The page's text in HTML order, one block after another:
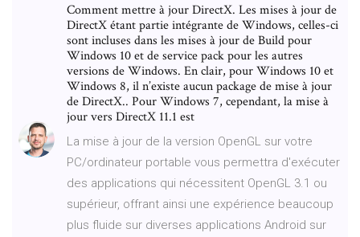
Comment mettre à jour DirectX. Les mises à jour de
DirectX étant partie intégrante de Windows, celles-ci
sont incluses dans les mises à jour de Build pour
Windows 10 et de service pack pour les autres
versions de Windows. En clair, pour Windows 10 et
Windows 8, il n’existe aucun package de mise à jour
de DirectX.. Pour Windows 7, cependant, la mise à
jour vers DirectX 11.1 est
La mise à jour de la version OpenGL sur votre
PC/ordinateur portable vous permettra d'exécuter
des applications qui nécessitent OpenGL 3.1 ou
supérieur, offrant ainsi une expérience beaucoup
plus fluide sur diverses applications Android sur